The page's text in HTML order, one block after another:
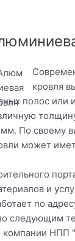
кровля
полос или
По своему
может
и
по
следующим
компании